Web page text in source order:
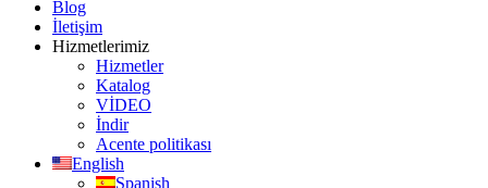
Blog
İletişim
Hizmetlerimiz
Hizmetler
Katalog
VİDEO
İndir
Acente politikası
English
Spanish